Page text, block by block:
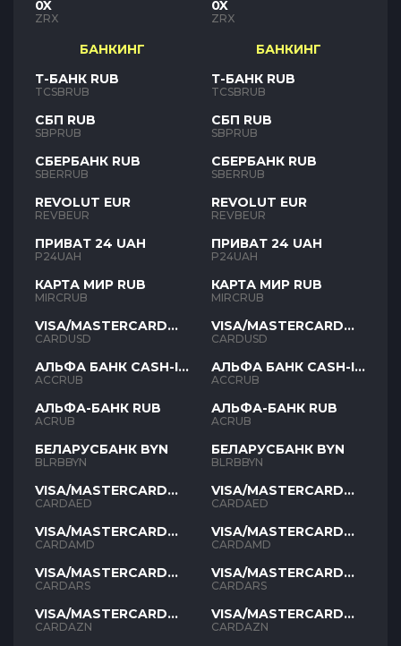
0X
ZRX
БАНКИНГ
Т-БАНК RUB
TCSBRUB
СБП RUB
SBPRUB
СБЕРБАНК RUB
SBERRUB
REVOLUT EUR
REVBEUR
ПРИВАТ 24 UAH
P24UAH
КАРТА МИР RUB
MIRCRUB
VISA/MASTERCARD
USD
CARDUSD
АЛЬФА БАНК CASH-IN
RUB
ACCRUB
АЛЬФА-БАНК RUB
ACRUB
БЕЛАРУСБАНК BYN
BLRBBYN
VISA/MASTERCARD
AED
CARDAED
VISA/MASTERCARD
AMD
CARDAMD
VISA/MASTERCARD
ARS
CARDARS
VISA/MASTERCARD
AZN
CARDAZN
0X
ZRX
БАНКИНГ
Т-БАНК RUB
TCSBRUB
СБП RUB
SBPRUB
СБЕРБАНК RUB
SBERRUB
REVOLUT EUR
REVBEUR
ПРИВАТ 24 UAH
P24UAH
КАРТА МИР RUB
MIRCRUB
VISA/MASTERCARD
USD
CARDUSD
АЛЬФА БАНК CASH-IN
RUB
ACCRUB
АЛЬФА-БАНК RUB
ACRUB
БЕЛАРУСБАНК BYN
BLRBBYN
VISA/MASTERCARD
AED
CARDAED
VISA/MASTERCARD
AMD
CARDAMD
VISA/MASTERCARD
ARS
CARDARS
VISA/MASTERCARD
AZN
CARDAZN